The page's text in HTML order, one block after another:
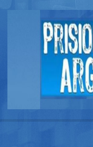
Buscador
Documentos